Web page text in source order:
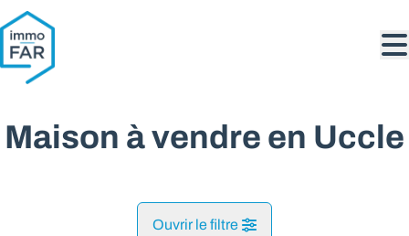
Aller au contenu principal
Maison à vendre en Uccle
Ouvrir le filtre